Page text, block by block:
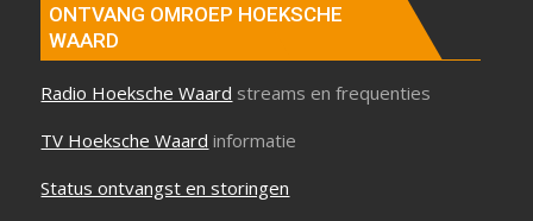
ONTVANG OMROEP HOEKSCHE
WAARD
Radio Hoeksche Waard streams en frequenties
TV Hoeksche Waard informatie
Status ontvangst en storingen